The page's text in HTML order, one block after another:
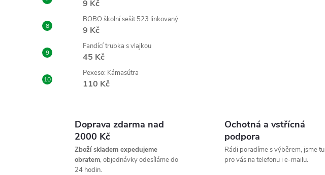
9 Kč
BOBO školní sešit 523 linkovaný
9 Kč
Fandící trubka s vlajkou
45 Kč
Pexeso: Kámasútra
110 Kč
a
c
í
Doprava zdarma nad
2000 Kč
Zboží skladem expedujeme
obratem, objednávky odesíláme do
24 hodin.
Ochotná a vstřícná
podpora
Rádi poradíme s výběrem, jsme tu
pro vás na telefonu i e-mailu.